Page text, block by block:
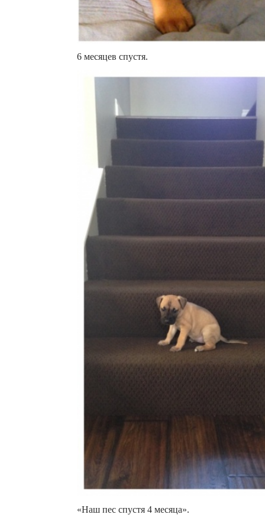
6 месяцев спустя.
«Наш пес спустя 4 месяца».